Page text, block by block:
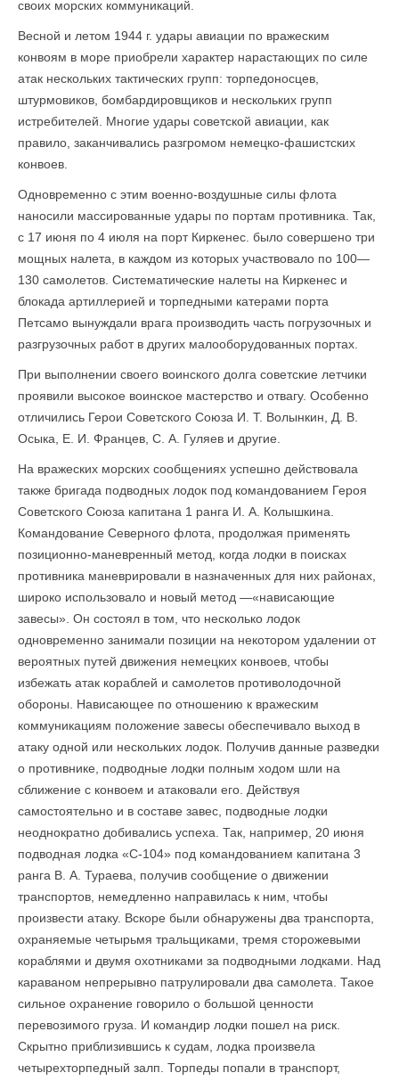
своих морских коммуникаций.
Весной и летом 1944 г. удары авиации по вражеским
конвоям в море приобрели характер нарастающих по силе
атак нескольких тактических групп: торпедоносцев,
штурмовиков, бомбардировщиков и нескольких групп
истребителей. Многие удары советской авиации, как
правило, заканчивались разгромом немецко-фашистских
конвоев.
Одновременно с этим военно-воздушные силы флота
наносили массирован­ные удары по портам противника. Так,
с 17 июня по 4 июля на порт Киркенес. было совершено три
мощных налета, в каждом из которых участвовало по 100—
130 самолетов. Систематические налеты на Киркенес и
блокада артиллерией и торпедными катерами порта
Петсамо вынуждали врага производить часть погрузочных и
разгрузочных работ в других малооборудованных портах.
При выполнении своего воинского долга советские летчики
проявили высокое воинское мастерство и отвагу. Особенно
отличились Герои Советского Союза И. Т. Волынкин, Д. В.
Осыка, Е. И. Францев, С. А. Гуляев и другие.
На вражеских морских сообщениях успешно действовала
также бригада под­водных лодок под командованием Героя
Советского Союза капитана 1 ранга И. А. Колышкина.
Командование Северного флота, продолжая применять
позиционно-маневренный метод, когда лодки в поисках
противника маневрировали в назначенных для них районах,
широко использовало и новый метод —«нависающие
завесы». Он состоял в том, что несколько лодок
одновременно занимали пози­ции на некотором удалении от
вероятных путей движения немецких конвоев, чтобы
избежать атак кораблей и самолетов противолодочной
обороны. Нависающее по отношению к вражеским
коммуникациям положение завесы обеспечивало выход в
атаку одной или нескольких лодок. Получив данные разведки
о противнике, подводные лодки полным ходом шли на
сближение с конвоем и атаковали его. Действуя
самостоятельно и в составе завес, подводные лодки
неоднократно добивались успеха. Так, например, 20 июня
подводная лодка «С-104» под командованием капитана 3
ранга В. А. Тураева, получив сообщение о движении
транспортов, немедленно направилась к ним, чтобы
произвести атаку. Вскоре были обнаружены два транспорта,
охраняемые четырьмя тральщиками, тремя сторожевыми
кораблями и двумя охотниками за подводными лодками. Над
караваном непрерывно патрулировали два самолета. Такое
сильное охранение говорило о большой ценности
перевозимого груза. И командир лодки пошел на риск.
Скрытно приблизившись к судам, лодка произвела
четырехторпедный залп. Торпеды попали в транспорт,